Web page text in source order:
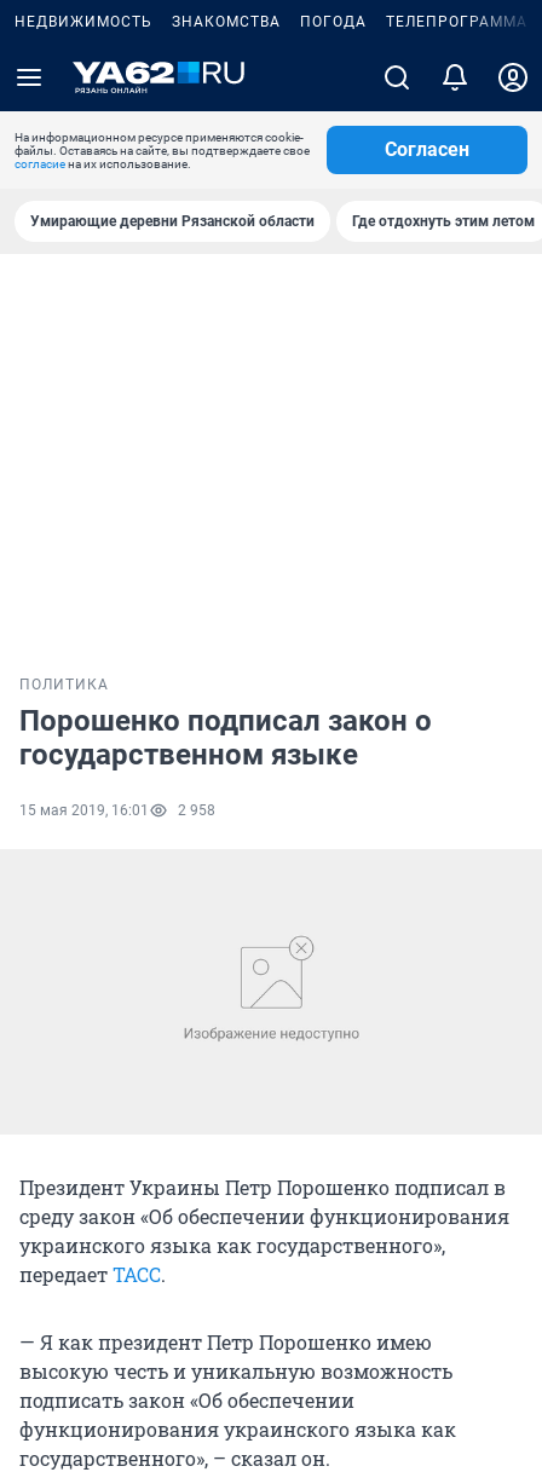
НЕДВИЖИМОСТЬ ЗНАКОМСТВА ПОГОДА ТЕЛЕПРОГРАММА
На информационном ресурсе применяются cookie-
файлы. Оставаясь на сайте, вы подтверждаете свое
согласиена их использование.
Согласен
Умирающие деревни Рязанской области Где отдохнуть этим летом
ПОЛИТИКА
Порошенко подписал закон о
государственном языке
15 мая 2019, 16:01 2 958
Президент Украины Петр Порошенко подписал в
среду закон «Об обеспечении функционирования
украинского языка как государственного»,
передаетТАСС.
— Я как президент Петр Порошенко имею
высокую честь и уникальную возможность
подписать закон «Об обеспечении
функционирования украинского языка как
государственного», – сказал он.